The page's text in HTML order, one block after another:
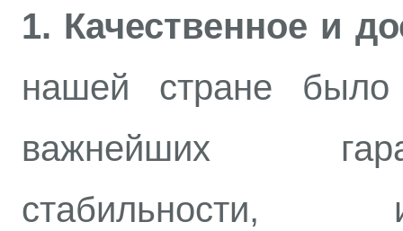
1. Качественное и
нашей стране
важнейших
стабильности,